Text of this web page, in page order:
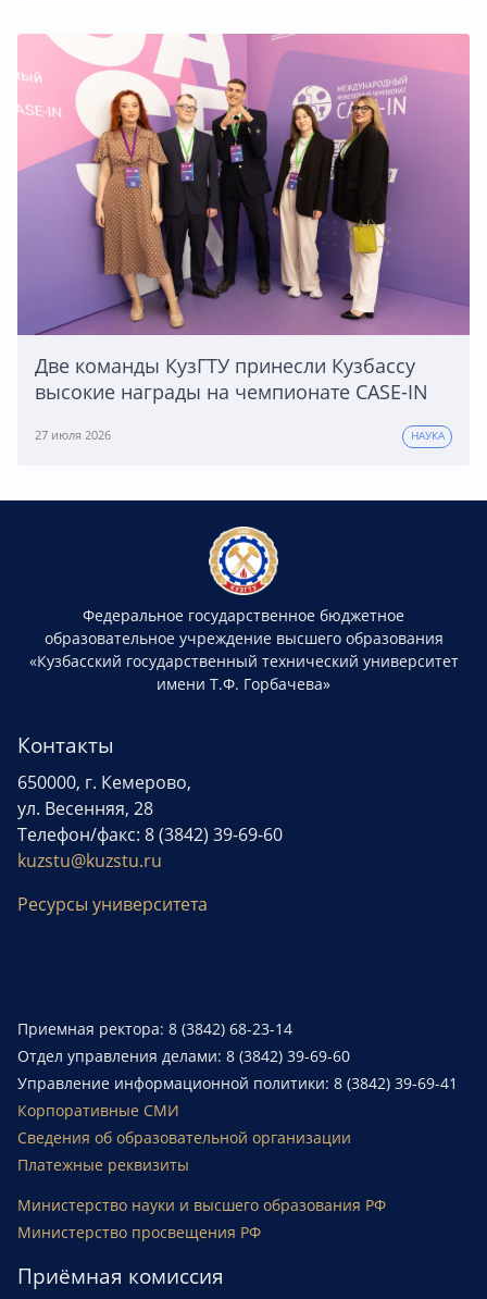
Две команды КузГТУ принесли Кузбассу
высокие награды на чемпионате CASE-IN
27 июля 2026 НАУКА
Федеральное государственное бюджетное
образовательное учреждение высшего образования
«Кузбасский государственный технический университет
имени Т.Ф. Горбачева»
Контакты
650000, г. Кемерово,
ул. Весенняя, 28
Телефон/факс: 8 (3842) 39-69-60
kuzstu@kuzstu.ru
Ресурсы университета
Приемная ректора: 8 (3842) 68-23-14
Отдел управления делами: 8 (3842) 39-69-60
Управление информационной политики: 8 (3842) 39-69-41
Корпоративные СМИ
Сведения об образовательной организации
Платежные реквизиты
Министерство науки и высшего образования РФ
Министерство просвещения РФ
Приёмная комиссия